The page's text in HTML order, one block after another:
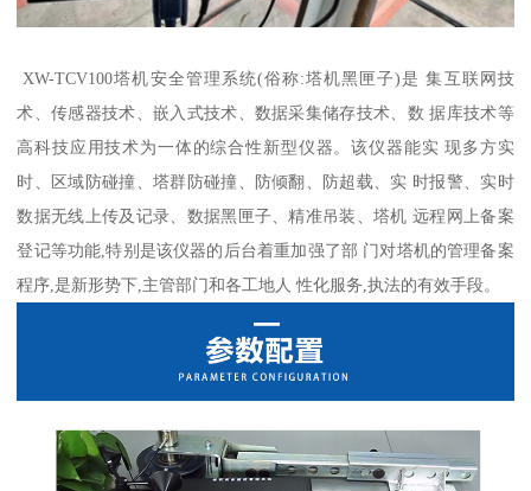
XW-TCV100塔机安全管理系统(俗称:塔机黑匣子)是 集互联网技
术、传感器技术、嵌入式技术、数据采集储存技术、数 据库技术等
高科技应用技术为一体的综合性新型仪器。该仪器能实 现多方实
时、区域防碰撞、塔群防碰撞、防倾翻、防超载、实 时报警、实时
数据无线上传及记录、数据黑匣子、精准吊装、塔机 远程网上备案
登记等功能,特别是该仪器的后台着重加强了部 门对塔机的管理备案
程序,是新形势下,主管部门和各工地人 性化服务,执法的有效手段。